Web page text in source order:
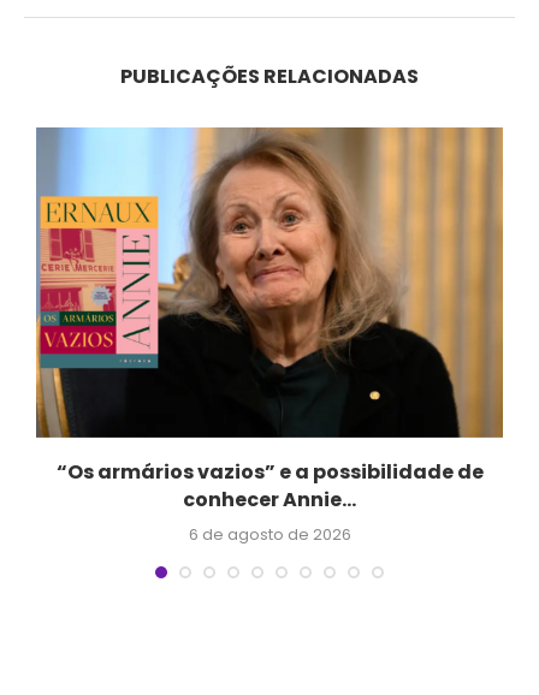
PUBLICAÇÕES RELACIONADAS
“Os armários vazios” e a possibilidade de
conhecer Annie...
6 de agosto de 2026